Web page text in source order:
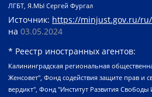
ЛГБТ, Я.МЫ Сергей Фургал
Источник: https://minjust.gov.ru/
на 03.05.2024
* Реестр иностранных агентов:
Калининградская региональная общественная организация "Экозащита!-Женсовет", Фонд содействия защите прав и свобод граждан "Общественный вердикт", Фонд "Институт Развития Свободы Информации", Частное учреждение "Информационное агентство МЕМО. РУ", Региональная общественная организация "Общественная комиссия по сохранению наследия академика Сахарова", Фонд поддержки свободы прессы, Санкт-Петербургская общественная правозащитная организация "Гражданский контроль", Межрегиональная общественная организация "Информационно-просветительский центр "Мемориал", Региональный Фонд "Центр Защиты Прав Средств Массовой Информации", с 05.12.2023 Фонд "Центр Защиты Прав Средств массовой информации", Региональная общественная благотворительная организация помощи беженцам и мигрантам "Гражданское содействие", Негосударственное образовательное учреждение дополнительного профессионального образования (повышение квалификации) специалистов "АКАДЕМИЯ ПО ПРАВАМ ЧЕЛОВЕКА", Свердловская региональная общественная организация "Сутяжник", Автономная некоммерческая организация "Центр независимых социологических исследований", Союз общественных объединений "Российский исследовательский центр по правам человека", Региональное общественное учреждение научно-информационный центр "МЕМОРИАЛ", Некоммерческая организация "Фонд защиты гласности", Автономная некоммерческая организация "Институт прав человека", Городская общественная организация "Екатеринбургское общество "МЕМОРИАЛ", Городская общественная организация "Рязанское историко-просветительское и правозащитное общество "Мемориал" (Рязанский Мемориал), Челябинский региональный орган общественной самодеятельности – женское общественное объединение "Женщины Евразии", Челябинский региональный орган общественной самодеятельности "Уральская правозащитная группа", Фонд содействия защите здоровья и социальной справедливости имени Андрея Рылькова, Автономная Некоммерческая Организация "Аналитический Центр Юрия Левады", Автономная некоммерческая организация социальной поддержки населения "Проект Апрель", Региональная общественная организация помощи женщинам и детям, находящимся в кризисной ситуации "Информационно-методический центр "Анна", Фонд содействия развитию массовых коммуникаций и правовому просвещению "Так-так-Так", Фонд содействия устойчивому развитию "Серебряная тайга", Свердловский региональный общественный фонд социальных проектов "Новое время", "Idel.Реалии", Кавказ.Реалии, Крым.Реалии, Телеканал Настоящее Время, Татаро-башкирская служба Радио Свобода (Azatliq Radiosi), Радио Свободная Европа/Радио Свобода (PCE/PC), "Сибирь.Реалии", "Фактограф", Благотворительный фонд помощи осужденным и их семьям, Автономная некоммерческая организация "Институт глобализации и социальных движений", Фонд "В защиту прав заключенных", Частное учреждение "Центр поддержки и содействия развитию средств массовой информации", Пензенский региональный общественный благотворительный фонд "Гражданский союз", "Север.Реалии", Некоммерческая организация Фонд "Правовая инициатива", Общество с ограниченной ответственностью "Радио Свободная Европа/Радио Свобода", Чешское информационное агентство "MEDIUM-ORIENT", Красноярская региональная общественная организация "Мы против СПИДа", Камалягин Денис Николаевич, Маркелов Сергей Евгеньевич, Пономарев Лев Александрович, Савицкая Людмила Алексеевна, Автономная некоммерческая организация "Центр по работе с проблемой насилия "НАСИЛИЮ.НЕТ", Межрегиональный профессиональный союз работников здравоохранения "Альянс врачей", Юридическое лицо, зарегистрированное в Латвийской Республике, SIA "Medusa Project" (регистрационный номер 40103797863, дата регистрации 10.06.2014), Некоммерческая организация "Фонд по борьбе с коррупцией", Автономная некоммерческая организация "Институт права и публичной политики", Баданин Роман Сергеевич, Гликин Максим Александрович, Железнова Мария Михайловна, Лукьянова Юлия Сергеевна, Маетная Елизавета Витальевна, Маняхин Петр Борисович, Чуракова Ольга Владимировна, Ярош Юлия Петровна, Юридическое лицо "The Insider SIA", зарегистрированное в Риге, Латвийская Республика (дата регистрации 26.06.2015), являющееся администратором доменного имени интернет-издания "The Insider SIA", https://theins.ru, Постернак Алексей Евгеньевич, Рубин Михаил Аркадьевич, Анин Роман Александрович, Юридическое лицо Istories fonds, зарегистрированное в Латвийской Республике (регистрационный номер 50008295751, дата регистрации 24.02.2020), Великовский Дмитрий Александрович, Долинина Ирина Николаевна, Мароховская Алеся Алексеевна, Шлейнов Роман Юрьевич, Шмагун Олеся Валентиновна, Общество с ограниченной ответственностью "Альтаир 2021", Общество с ограниченной ответственностью "Вега 2021", Общество с ограниченной ответственностью "Главный редактор 2021", Общество с ограниченной ответственностью "Ромашки монолит", Важенков Артем Валерьевич, Ивановская областная общественная организация "Центр гендерных исследований", Гурман Юрий Альбертович, Медиапроект "ОВД-Инфо", Егоров Владимир Владимирович, Жилинский Владимир Александрович, Общество с ограниченной ответственностью "ЗП", Иванова София Юрьевна, Карезина Инна Павловна, Кильтау Екатерина Викторовна, Петров Алексей Викторович, Пискунов Сергей Евгеньевич, Смирнов Сергей Сергеевич, Тихонов Михаил Сергеевич, Общество с ограниченной ответственностью "ЖУРНАЛИСТ-ИНОСТРАННЫЙ АГЕНТ", Арапова Галина Юрьевна, Вольтская Татьяна Анатольевна, Американская компания "Mason G.E.S. Anonymous Foundation" (США), являющаяся владельцем интернет-издания https://mnews.world/, Компания "Stichting Bellingcat", зарегистрированная в Нидерландах (дата регистрации 11.07.2018), Захаров Андрей Вячеславович, Клепиковская Екатерина Дмитриевна, Общество с ограниченной ответственностью "МЕМО", Перл Роман Александрович, Симонов Евгений Алексеевич, Соловьева Елена Анатольевна, Сотников Даниил Владимирович, Сурначева Елизавета Дмитриевна, Автономная некоммерческая организация по защите прав человека и информированию населения "Якутия – Наше Мнение",